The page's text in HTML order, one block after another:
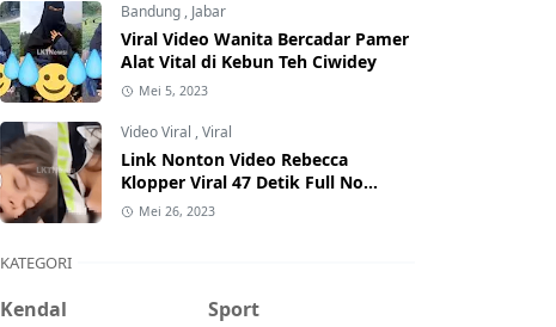
Bandung , Jabar
Viral Video Wanita Bercadar Pamer
Alat Vital di Kebun Teh Ciwidey
Mei 5, 2023
Video Viral ,Viral
Link Nonton Video Rebecca
Klopper Viral 47 Detik Full No
Sensor Bertebaran di Internet,
Mei 26, 2023
KATEGORI
Kendal
Sport